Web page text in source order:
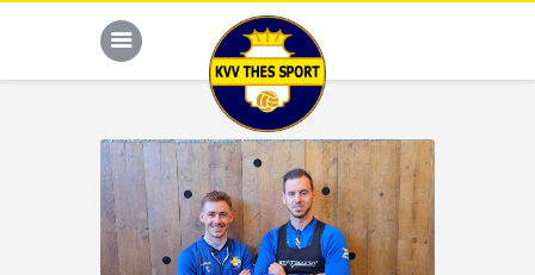
JONG THES
G-VOETBAL